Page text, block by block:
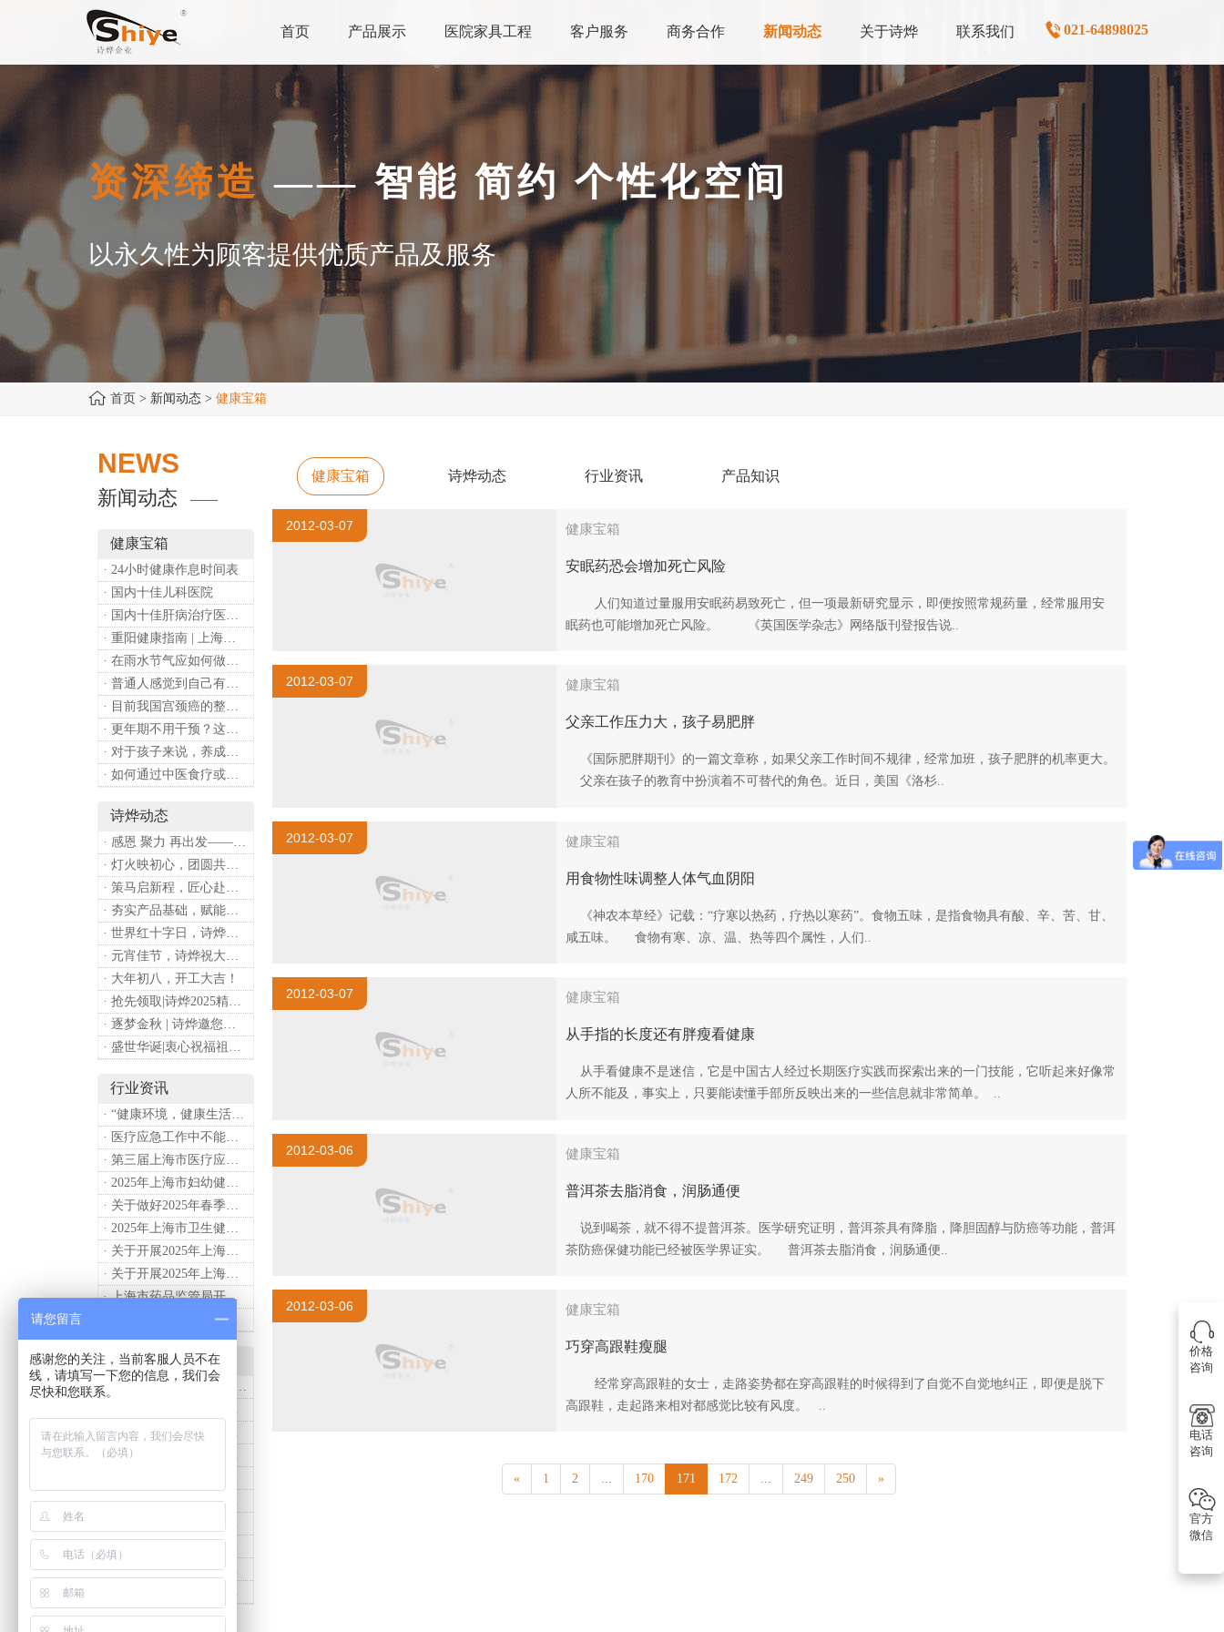
首页 产品展示 医院家具工程 客户服务 商务合作 新闻动态 关于诗烨 联系我们 021-64898025
资深缔造—— 智能 简约 个性化空间
以永久性为顾客提供优质产品及服务
首页 > 新闻动态 > 健康宝箱
NEWS
新闻动态
健康宝箱
· 24小时健康作息时间表
· 国内十佳儿科医院
· 国内十佳肝病治疗医院排行
· 重阳健康指南 | 上海诗烨：秋养正当时，这份健康小贴士请收好​
· 在雨水节气应如何做好健康保健？
· 普通人感觉到自己有心理问题，有哪些方式可以来帮助缓解？
· 目前我国宫颈癌的整体流行情况和防治形势如何？
· 更年期不用干预？这是个误会
· 对于孩子来说，养成哪些好习惯能够预防近视？
· 如何通过中医食疗或穴位按摩等方式来祛湿健脾？
诗烨动态
· 感恩 聚力 再出发——上海诗烨企业发展有限公司成立20周年庆典
· 灯火映初心，团圆共安康 —— 诗烨恭祝大家元宵喜乐
· 策马启新程，匠心赴华章——诗烨开工大吉
· 夯实产品基础，赋能专业服务——上海诗烨办公椅产品基础知识培训圆满开展
· 世界红十字日，诗烨向全体红十字人致以最诚挚的节日祝福
· 元宵佳节，诗烨祝大家团团圆圆
· 大年初八，开工大吉！
· 抢先领取|诗烨2025精美台历超前放送！
· 逐梦金秋 | 诗烨邀您共赴第90届中国国际医疗器械博览会
· 盛世华诞|衷心祝福祖国母亲昌盛富强！
行业资讯
· “健康环境，健康生活”，上海第37个爱国卫生月系列活动
· 医疗应急工作中不能忽略的设备：医用转运车
· 第三届上海市医疗应急青年职业技能大赛暨第八届进博会医疗保障技能大比武活动通知
· 2025年上海市妇幼健康工作要点
· 关于做好2025年春季新冠病毒感染等重点传染病防治工作的通知
· 2025年上海市卫生健康工作要点
· 关于开展2025年上海市健康街镇建设工作的通知
· 关于开展2025年上海市中小微型企业职业健康帮扶工作的通知
· 上海市药品监管局开展进口医疗器械转境内生产工作调研
· 2024年度上海药品监管工作十大亮点
产品知识
· 诗烨推荐：T系列医用推车介绍
· 诗烨医用床头柜购买联系方式及交货时间
· 医用推车发展趋势及诗烨产品介绍
· 诗烨不锈钢仪器车结构详解及应用用途
· 诗烨液压抢救车与手摇抢救车选购指南
· 诗烨不锈钢医用屏风标准款优选四折屏风的核心缘由
· 诗烨西药柜与中药柜的区别及采购选择影响分析
· 诗烨豪华儿童病床婴幼儿功能设计及使用效果
· 诗烨医用办公桌与普通办公桌的区别及医院采购优势
· 诗烨网布办公椅与真皮办公椅优势及选购指南
健康宝箱 诗烨动态 行业资讯 产品知识
2012-03-07 健康宝箱
安眠药恐会增加死亡风险
人们知道过量服用安眠药易致死亡，但一项最新研究显示，即便按照常规药量，经常服用安
眠药也可能增加死亡风险。 《英国医学杂志》网络版刊登报告说..
2012-03-07 健康宝箱
父亲工作压力大，孩子易肥胖
《国际肥胖期刊》的一篇文章称，如果父亲工作时间不规律，经常加班，孩子肥胖的机率更大。
父亲在孩子的教育中扮演着不可替代的角色。近日，美国《洛杉..
2012-03-07 健康宝箱
用食物性味调整人体气血阴阳
《神农本草经》记载：“疗寒以热药，疗热以寒药”。食物五味，是指食物具有酸、辛、苦、甘、
咸五味。 食物有寒、凉、温、热等四个属性，人们..
2012-03-07 健康宝箱
从手指的长度还有胖瘦看健康
从手看健康不是迷信，它是中国古人经过长期医疗实践而探索出来的一门技能，它听起来好像常
人所不能及，事实上，只要能读懂手部所反映出来的一些信息就非常简单。 ..
2012-03-06 健康宝箱
普洱茶去脂消食，润肠通便
说到喝茶，就不得不提普洱茶。医学研究证明，普洱茶具有降脂，降胆固醇与防癌等功能，普洱
茶防癌保健功能已经被医学界证实。 普洱茶去脂消食，润肠通便..
2012-03-06 健康宝箱
巧穿高跟鞋瘦腿
经常穿高跟鞋的女士，走路姿势都在穿高跟鞋的时候得到了自觉不自觉地纠正，即便是脱下
高跟鞋，走起路来相对都感觉比较有风度。 ..
« 1 2 ... 170 171 172 ... 249 250 »
价格
咨询
电话
咨询
官方
微信
请您留言
感谢您的关注，当前客服人员不在
线，请填写一下您的信息，我们会
尽快和您联系。